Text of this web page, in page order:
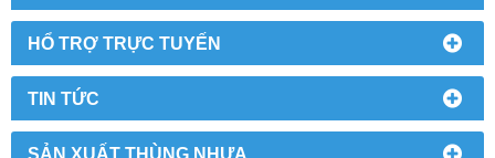
HỔ TRỢ TRỰC TUYẾN
TIN TỨC
SẢN XUẤT THÙNG NHỰA